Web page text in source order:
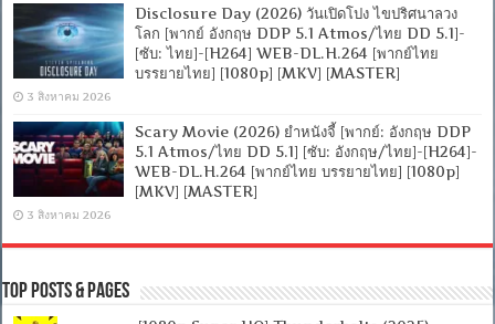
Disclosure Day (2026) วันเปิดโปง ไขปริศนาลวง
โลก [พากย์ อังกฤษ DDP 5.1 Atmos/ไทย DD 5.1]-
[ซับ: ไทย]-[H264] WEB-DL.H.264 [พากย์ไทย
บรรยายไทย] [1080p] [MKV] [MASTER]
3 สิงหาคม 2026
Scary Movie (2026) ยำหนังจี้ [พากย์: อังกฤษ DDP
5.1 Atmos/ไทย DD 5.1] [ซับ: อังกฤษ/ไทย]-[H264]-
WEB-DL.H.264 [พากย์ไทย บรรยายไทย] [1080p]
[MKV] [MASTER]
3 สิงหาคม 2026
Top Posts & Pages